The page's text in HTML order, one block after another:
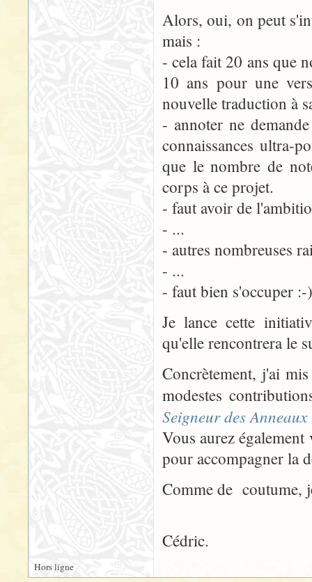
Alors, oui, on peut
mais :
- cela fait 20 ans que
10 ans pour une
nouvelle traduction à
- annoter ne
connaissances ultra-
que le nombre de
corps à ce projet.
- faut avoir de
- ...
- autres nombreuses
- ...
- faut bien s'occuper :-)
Je lance cette
qu'elle rencontrera le
Concrètement, j'ai
modestes
Seigneur des Anneaux
Vous aurez
pour accompagner la
Comme de coutume,
Cédric.
Hors ligne